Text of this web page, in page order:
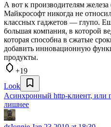
А вот к производителям
Майкрософт никогда не
классных гаджетов — глупо.
большая компания, в которой
которая способна в сжатые
добавить инновационную
продукты.
+19
Look
Асинхронный http-клиент, или
лишнее